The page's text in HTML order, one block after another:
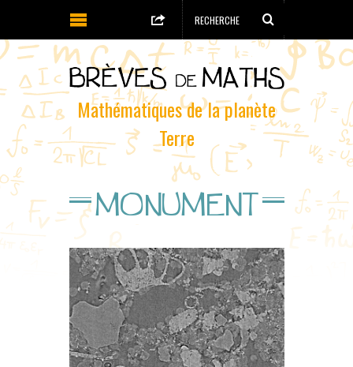
Mathématiques de la planète
Terre
MONUMENT